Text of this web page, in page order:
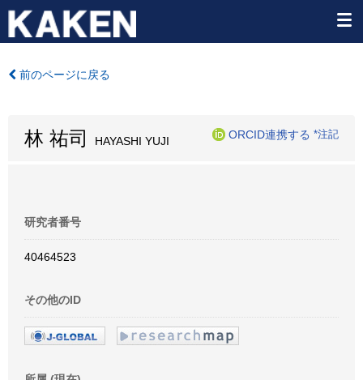
前のページに戻る
林 祐司 HAYASHI YUJI
ORCID連携する *注記
研究者番号
40464523
その他のID